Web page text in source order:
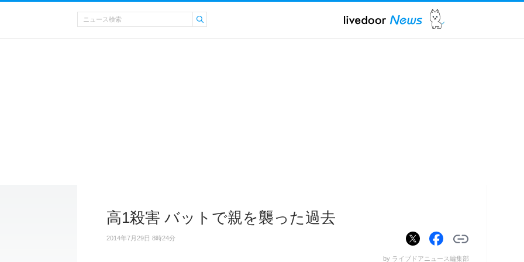
高1殺害 バットで親を襲った過去
2014年7月29日 8時24分
by ライブドアニュース編集部